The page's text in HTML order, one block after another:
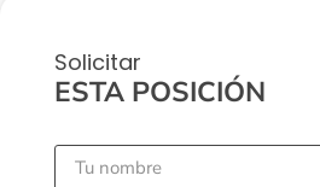
Solicitar
ESTA POSICIÓN